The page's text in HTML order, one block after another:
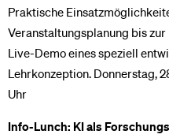
Praktische
Veranstaltungsplanung bis
Live-Demo eines speziell
Lehrkonzeption. Donnerstag,
Uhr
Info-Lunch: KI als